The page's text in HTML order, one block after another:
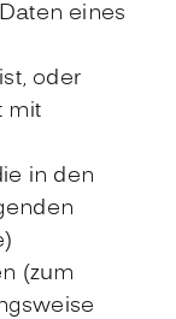
eines
oder
mit
in den
(zum